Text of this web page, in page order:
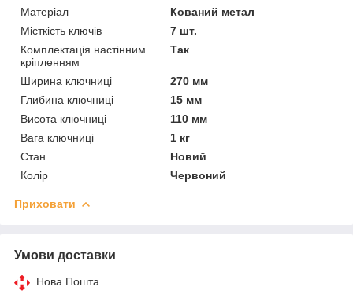
Матеріал
Кований метал
Місткість ключів
7 шт.
Комплектація настінним
кріпленням
Так
Ширина ключниці
270 мм
Глибина ключниці
15 мм
Висота ключниці
110 мм
Вага ключниці
1 кг
Стан
Новий
Колір
Червоний
Приховати
Умови доставки
Нова Пошта